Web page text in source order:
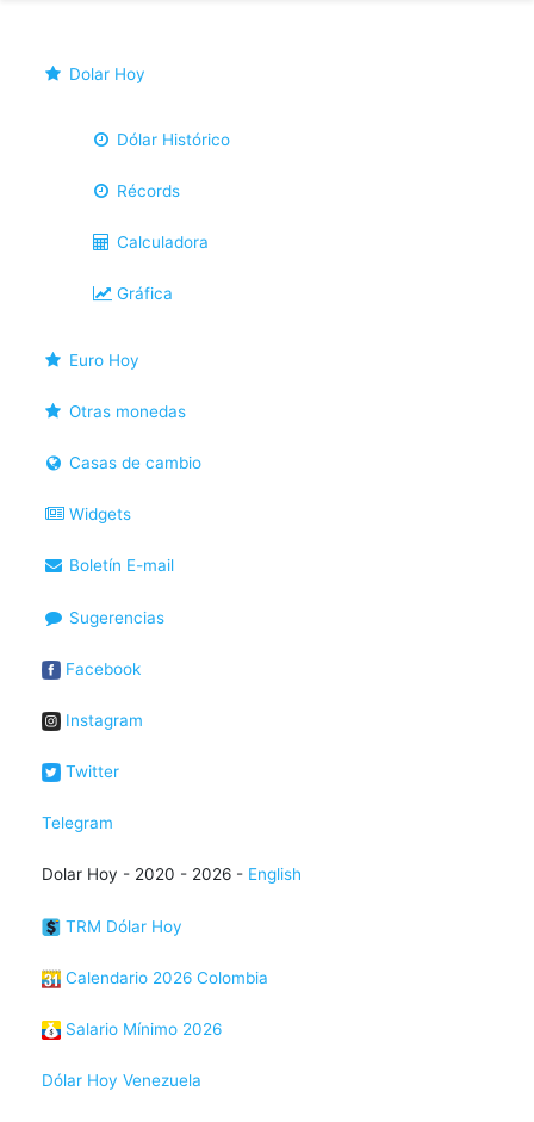
Dolar Hoy
Dólar Histórico
Récords
Calculadora
Gráfica
Euro Hoy
Otras monedas
Casas de cambio
Widgets
Boletín E-mail
Sugerencias
Facebook
Instagram
Twitter
Telegram
Dolar Hoy - 2020 - 2026 - English
TRM Dólar Hoy
Calendario 2026 Colombia
Salario Mínimo 2026
Dólar Hoy Venezuela